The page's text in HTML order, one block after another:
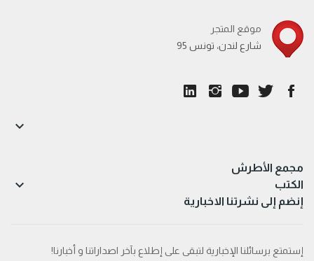
موقع المتجر
95 شارع لندن، تونس
مجمع الأطرش

الكتب 
إنضم إلى نشرتنا الاخبارية
إستمتع برسائلنا الإخبارية لتبقى على إطلاع بآخر اصداراتنا و أخبارنا!